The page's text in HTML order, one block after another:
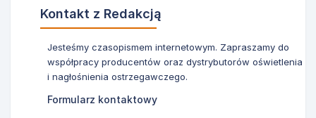
Kontakt z Redakcją
Jesteśmy czasopismem internetowym. Zapraszamy do
współpracy producentów oraz dystrybutorów oświetlenia
i nagłośnienia ostrzegawczego.
Formularz kontaktowy